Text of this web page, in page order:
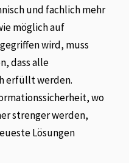
und fachlich mehr
möglich auf
wird, muss
dass alle
erfüllt werden.
wo
strenger werden,
Lösungen